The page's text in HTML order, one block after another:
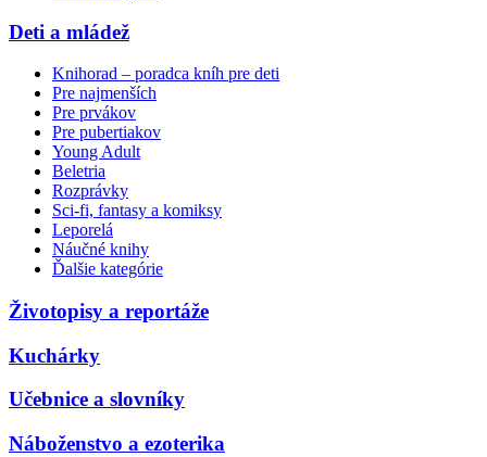
Deti a mládež
Knihorad – poradca kníh pre deti
Pre najmenších
Pre prvákov
Pre pubertiakov
Young Adult
Beletria
Rozprávky
Sci-fi, fantasy a komiksy
Leporelá
Náučné knihy
Ďalšie kategórie
Životopisy a reportáže
Kuchárky
Učebnice a slovníky
Náboženstvo a ezoterika